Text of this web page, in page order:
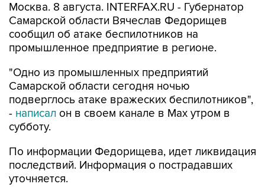
Москва. 8 августа. INTERFAX.RU - Губернатор
Самарской области Вячеслав Федорищев
сообщил об атаке беспилотников на
промышленное предприятие в регионе.
"Одно из промышленных предприятий
Самарской области сегодня ночью
подверглось атаке вражеских беспилотников",
- написал он в своем канале в Max утром в
субботу.
По информации Федорищева, идет ликвидация
последствий. Информация о пострадавших
уточняется.